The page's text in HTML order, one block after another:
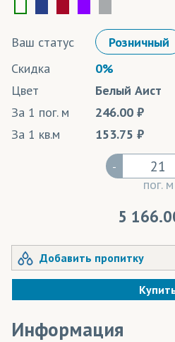
Ваш статус
Розничный
Скидка
0%
Цвет
Белый Аист
За 1 пог. м
246.00
За 1 кв.м
153.75
-
пог. м
5
Добавить пропитку
Информация